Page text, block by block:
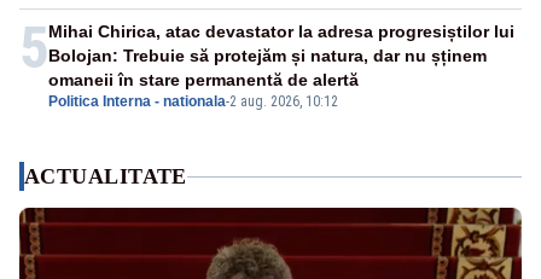
5
Politica Interna - nationala-2 aug. 2026, 10:12
Mihai Chirica, atac devastator la adresa progresiștilor lui
Bolojan: Trebuie să protejăm și natura, dar nu șținem
omaneii în stare permanentă de alertă
ACTUALITATE